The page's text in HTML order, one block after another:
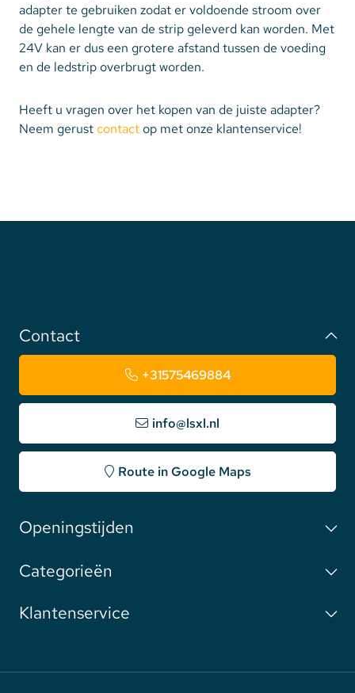
adapter te gebruiken zodat er voldoende stroom over
de gehele lengte van de strip geleverd kan worden. Met
24V kan er dus een grotere afstand tussen de voeding
en de ledstrip overbrugt worden.
Heeft u vragen over het kopen van de juiste adapter?
Neem gerustcontactop met onze klantenservice!
Contact
+31575469884
info@lsxl.nl
Route in Google Maps
Openingstijden
Categorieën
Klantenservice